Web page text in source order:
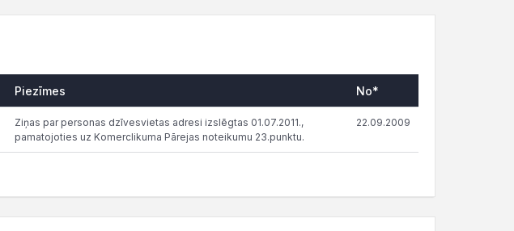
Piezīmes No*
Ziņas par personas dzīvesvietas adresi izslēgtas 01.07.2011.,
pamatojoties uz Komerclikuma Pārejas noteikumu 23.punktu.
22.09.2009